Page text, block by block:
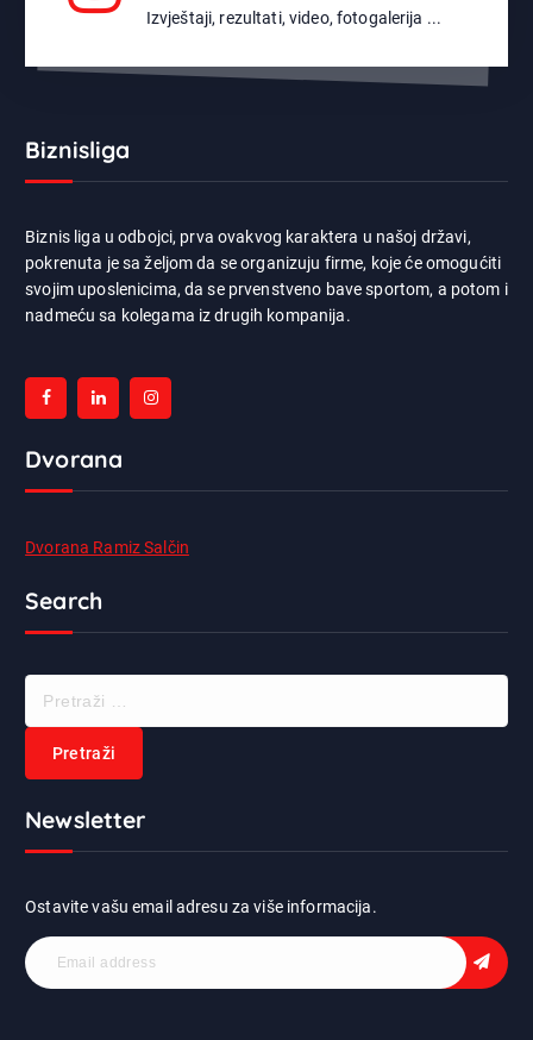
Izvještaji, rezultati, video, fotogalerija ...
Biznisliga
Biznis liga u odbojci, prva ovakvog karaktera u našoj državi,
pokrenuta je sa željom da se organizuju firme, koje će omogućiti
svojim uposlenicima, da se prvenstveno bave sportom, a potom i
nadmeću sa kolegama iz drugih kompanija.
Dvorana
Dvorana Ramiz Salčin
Search
a
Newsletter
Ostavite vašu email adresu za više informacija.